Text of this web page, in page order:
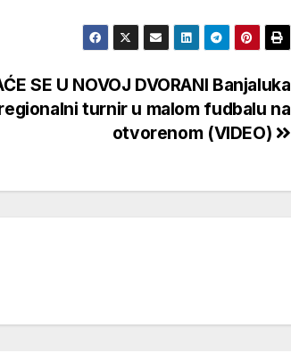
SE U NOVOJ DVORANI Banjaluka
turnir u malom fudbalu na
otvorenom (VIDEO)